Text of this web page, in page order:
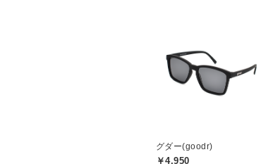
グダー(goodr)
￥4,950